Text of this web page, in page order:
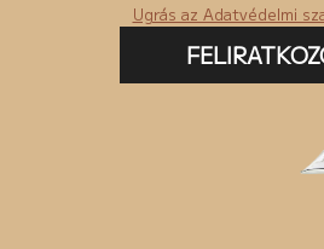
Ugrás az Adatvédelmi